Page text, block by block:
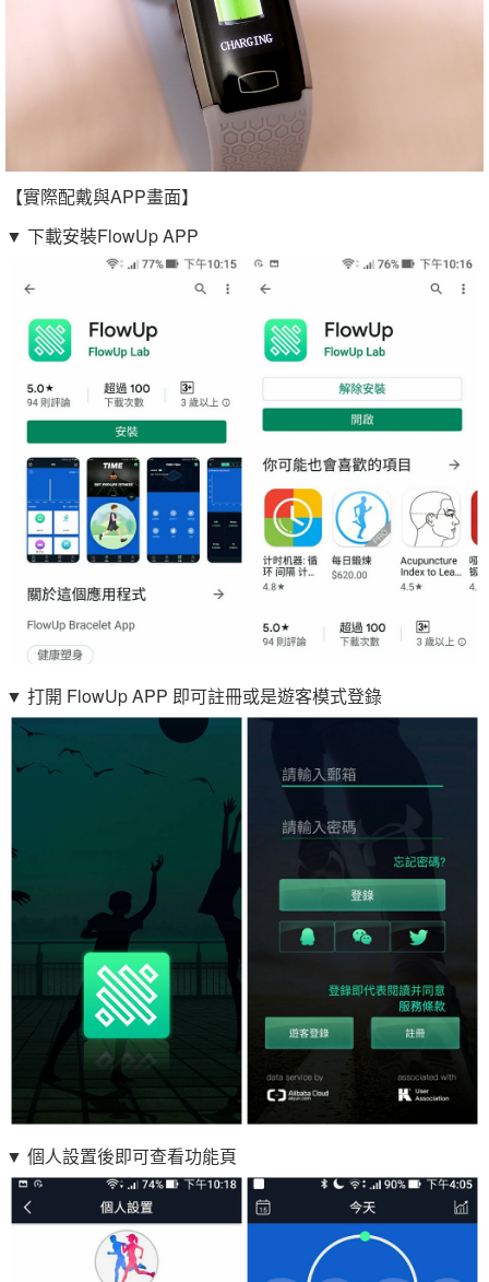
【實際配戴與APP畫面】
▼ 下載安裝FlowUp APP
▼ 打開 FlowUp APP 即可註冊或是遊客模式登錄
▼ 個人設置後即可查看功能頁